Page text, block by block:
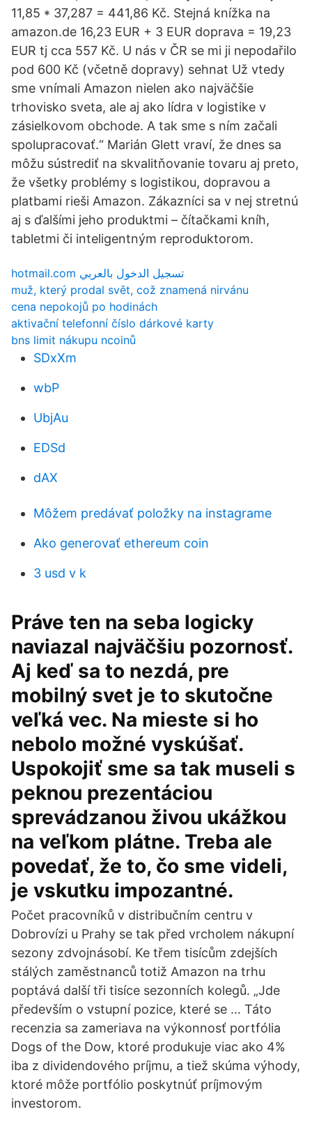
11,85 * 37,287 = 441,86 Kč. Stejná knížka na
amazon.de 16,23 EUR + 3 EUR doprava = 19,23
EUR tj cca 557 Kč. U nás v ČR se mi ji nepodařilo
pod 600 Kč (včetně dopravy) sehnat Už vtedy
sme vnímali Amazon nielen ako najväčšie
trhovisko sveta, ale aj ako lídra v logistike v
zásielkovom obchode. A tak sme s ním začali
spolupracovať.“ Marián Glett vraví, že dnes sa
môžu sústrediť na skvalitňovanie tovaru aj preto,
že všetky problémy s logistikou, dopravou a
platbami rieši Amazon. Zákazníci sa v nej stretnú
aj s ďalšími jeho produktmi – čítačkami kníh,
tabletmi či inteligentným reproduktorom.
hotmail.com تسجيل الدخول بالعربي
muž, který prodal svět, což znamená nirvánu
cena nepokojů po hodinách
aktivační telefonní číslo dárkové karty
bns limit nákupu ncoinů
SDxXm
wbP
UbjAu
EDSd
dAX
Môžem predávať položky na instagrame
Ako generovať ethereum coin
3 usd v k
Práve ten na seba logicky
naviazal najväčšiu pozornosť.
Aj keď sa to nezdá, pre
mobilný svet je to skutočne
veľká vec. Na mieste si ho
nebolo možné vyskúšať.
Uspokojiť sme sa tak museli s
peknou prezentáciou
sprevádzanou živou ukážkou
na veľkom plátne. Treba ale
povedať, že to, čo sme videli,
je vskutku impozantné.
Počet pracovníků v distribučním centru v
Dobrovízi u Prahy se tak před vrcholem nákupní
sezony zdvojnásobí. Ke třem tisícům zdejších
stálých zaměstnanců totiž Amazon na trhu
poptává další tři tisíce sezonních kolegů. „Jde
především o vstupní pozice, které se … Táto
recenzia sa zameriava na výkonnosť portfólia
Dogs of the Dow, ktoré produkuje viac ako 4%
iba z dividendového príjmu, a tiež skúma výhody,
ktoré môže portfólio poskytnúť príjmovým
investorom.